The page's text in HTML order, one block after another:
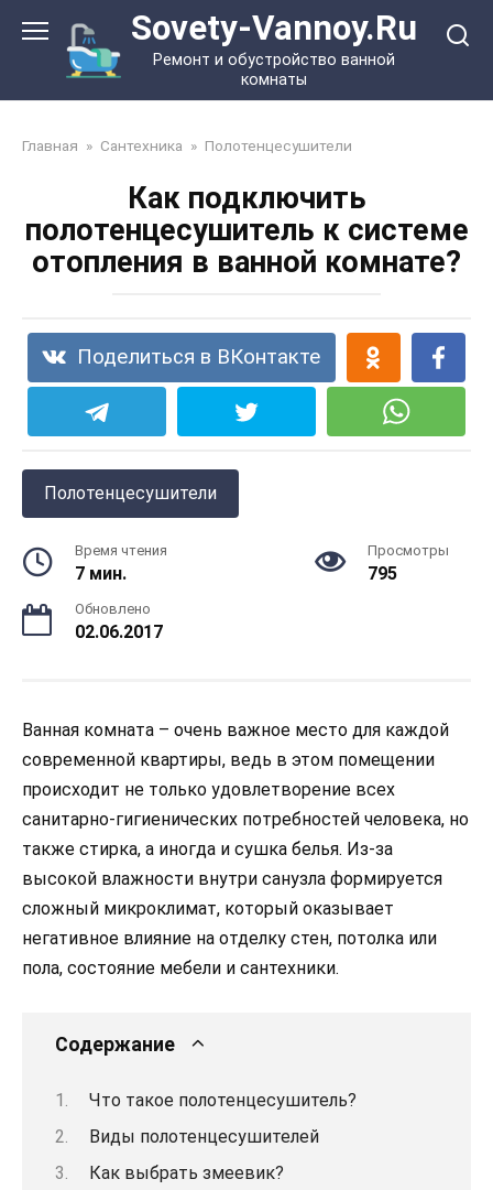
контенту
Sovety-Vannoy.Ru
Ремонт и обустройство ванной
комнаты
Главная » Сантехника » Полотенцесушители
Как подключить
полотенцесушитель к системе
отопления в ванной комнате?
Поделиться в ВКонтакте
Полотенцесушители
Время чтения
7 мин.
Просмотры
795
Обновлено
02.06.2017
Ванная комната – очень важное место для каждой
современной квартиры, ведь в этом помещении
происходит не только удовлетворение всех
санитарно-гигиенических потребностей человека, но
также стирка, а иногда и сушка белья. Из-за
высокой влажности внутри санузла формируется
сложный микроклимат, который оказывает
негативное влияние на отделку стен, потолка или
пола, состояние мебели и сантехники.
Содержание
Что такое полотенцесушитель?
Виды полотенцесушителей
Как выбрать змеевик?